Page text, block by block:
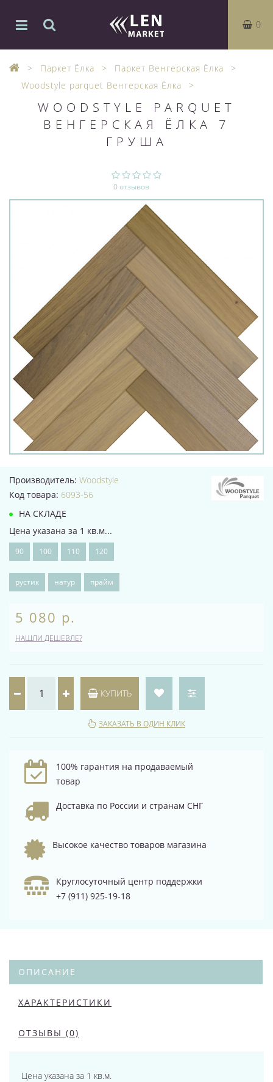
0
Паркет Ёлка
Паркет Венгерская Ёлка
Woodstyle parquet Венгерская Ёлка
WOODSTYLE PARQUET
ВЕНГЕРСКАЯ ЁЛКА 7
ГРУША
0 отзывов
Производитель: Woodstyle
Код товара: 6093-56
НА СКЛАДЕ
Цена указана за 1 кв.м...
90 100 110 120
рустик натур прайм
5 080 р.
НАШЛИ ДЕШЕВЛЕ?
КУПИТЬ
ЗАКАЗАТЬ В ОДИН КЛИК
100% гарантия на продаваемый
товар
Доставка по России и странам СНГ
Высокое качество товаров магазина
Круглосуточный центр поддержки
+7 (911) 925-19-18
ОПИСАНИЕ
ХАРАКТЕРИСТИКИ
ОТЗЫВЫ (0)
Цена указана за 1 кв.м.